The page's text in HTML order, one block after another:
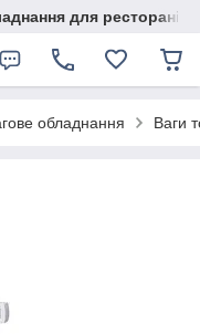
для ресторанів,
обладнання Ваги